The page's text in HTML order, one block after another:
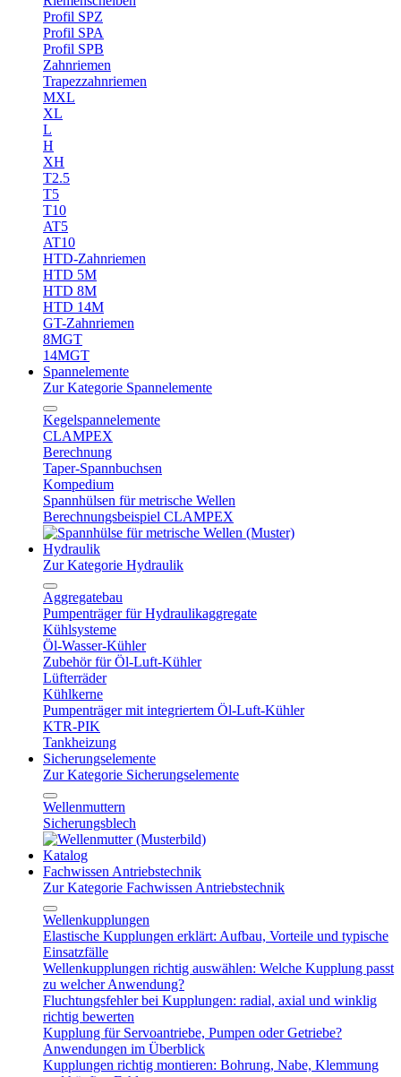
Profil SPZ
Profil SPA
Profil SPB
Zahnriemen
Trapezzahnriemen
MXL
XL
L
H
XH
T2.5
T5
T10
AT5
AT10
HTD-Zahnriemen
HTD 5M
HTD 8M
HTD 14M
GT-Zahnriemen
8MGT
14MGT
Spannelemente
Zur Kategorie Spannelemente
Kegelspannelemente
CLAMPEX
Berechnung
Taper-Spannbuchsen
Kompedium
Spannhülsen für metrische Wellen
Berechnungsbeispiel CLAMPEX
Hydraulik
Zur Kategorie Hydraulik
Aggregatebau
Pumpenträger für Hydraulikaggregate
Kühlsysteme
Öl-Wasser-Kühler
Zubehör für Öl-Luft-Kühler
Lüfterräder
Kühlkerne
Pumpenträger mit integriertem Öl-Luft-Kühler
KTR-PIK
Tankheizung
Sicherungselemente
Zur Kategorie Sicherungselemente
Wellenmuttern
Sicherungsblech
Katalog
Fachwissen Antriebstechnik
Zur Kategorie Fachwissen Antriebstechnik
Wellenkupplungen
Elastische Kupplungen erklärt: Aufbau, Vorteile und typische
Einsatzfälle
Wellenkupplungen richtig auswählen: Welche Kupplung passt
zu welcher Anwendung?
Fluchtungsfehler bei Kupplungen: radial, axial und winklig
richtig bewerten
Kupplung für Servoantriebe, Pumpen oder Getriebe?
Anwendungen im Überblick
Kupplungen richtig montieren: Bohrung, Nabe, Klemmung